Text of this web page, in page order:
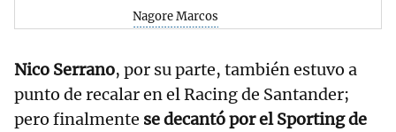
Nagore Marcos
Nico Serrano, por su parte, también estuvo a
punto de recalar en el Racing de Santander;
pero finalmente se decantó por el Sporting de